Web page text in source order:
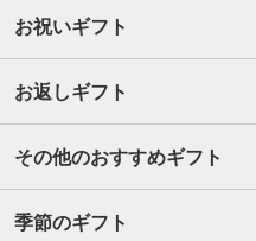
お祝いギフト
お返しギフト
その他のおすすめギフト
季節のギフト